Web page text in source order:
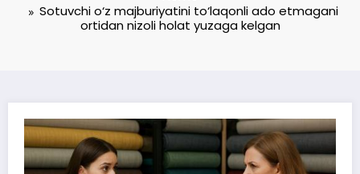
Sotuvchi o‘z majburiyatini to‘laqonli ado etmagani
ortidan nizoli holat yuzaga kelgan